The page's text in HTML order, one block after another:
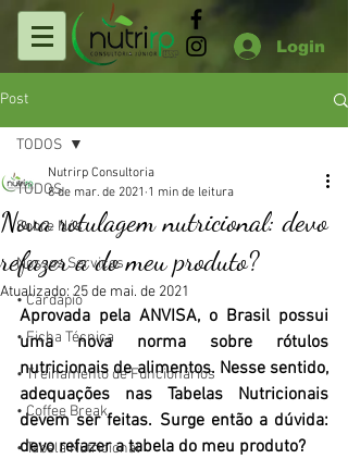
Login
Post
TODOS
Sobre Nós
Nossos Serviços
• Cardápio
• Ficha Técnica
• Treinamento de Funcionários
• Coffee Break
• Tabela Nutricional
TODOS
Nova rotulagem nutricional: devo
refazer a do meu produto?
Nutrirp Consultoria
8 de mar. de 2021 1 min de leitura
Atualizado: 25 de mai. de 2021
Aprovada pela ANVISA, o Brasil possui
uma nova norma sobre rótulos
nutricionais de alimentos. Nesse sentido,
adequações nas Tabelas Nutricionais
devem ser feitas. Surge então a dúvida:
devo refazer a tabela do meu produto?